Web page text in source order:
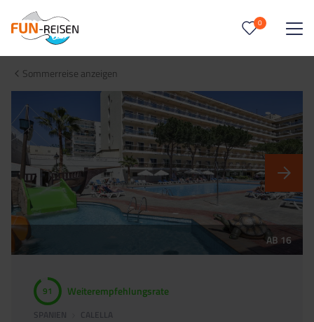
0
0Reise/n auf deiner Merkliste
Keine Reisen auf der Merkliste
Sommerreise anzeigen
AB 16
91 Weiterempfehlungsrate
SPANIEN CALELLA